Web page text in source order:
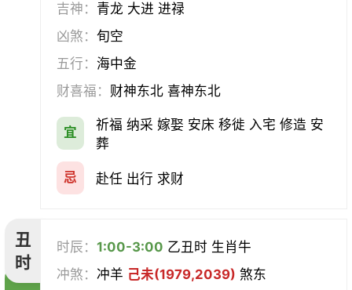
造畜稠 盖屋
经络 酝酿 造车器
赴任 立券 置产 出货财
祭祀 祈福
吉神： 青龙 大进 进禄
凶煞：旬空
五行：海中金
财喜福： 财神东北 喜神东北
宜
祈福 纳采 嫁娶 安床 移徙 入宅 修造 安
葬
忌 赴任 出行 求财
丑
时
时辰：1:00-3:00 乙丑时 生肖牛
冲煞：冲羊 己未(1979,2039) 煞东